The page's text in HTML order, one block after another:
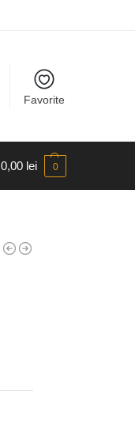
Favorite
0,00 lei 0